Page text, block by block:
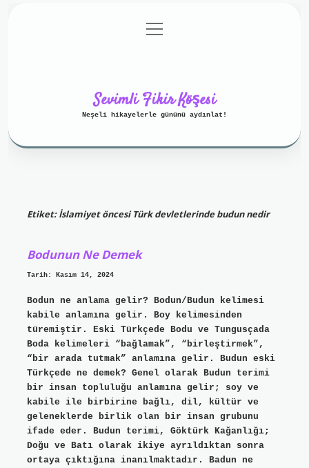
Gizlilik Politikası
menüyü
aç
Sevimli Fikir Köşesi
Neşeli hikayelerle gününü aydınlat!
Etiket:İslamiyet öncesi Türk devletlerinde budun nedir
Bodunun Ne Demek
Tarih: Kasım 14, 2024
Bodun ne anlama gelir? Bodun/Budun kelimesi
kabile anlamına gelir. Boy kelimesinden
türemiştir. Eski Türkçede Bodu ve Tungusçada
Boda kelimeleri “bağlamak”, “birleştirmek”,
“bir arada tutmak” anlamına gelir. Budun eski
Türkçede ne demek? Genel olarak Budun terimi
bir insan topluluğu anlamına gelir; soy ve
kabile ile birbirine bağlı, dil, kültür ve
geleneklerde birlik olan bir insan grubunu
ifade eder. Budun terimi, Göktürk Kağanlığı;
Doğu ve Batı olarak ikiye ayrıldıktan sonra
ortaya çıktığına inanılmaktadır. Badun ne